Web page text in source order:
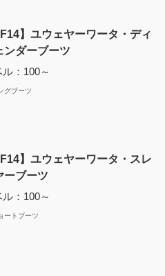
】ユウェヤーワータ・ディ
ンダーブーツ
ル：100～
グブーツ
】ユウェヤーワータ・スレ
ーブーツ
ル：100～
ートブーツ